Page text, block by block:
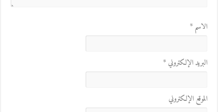
الاسم*
البريد الإلكتروني*
الموقع الإلكتروني